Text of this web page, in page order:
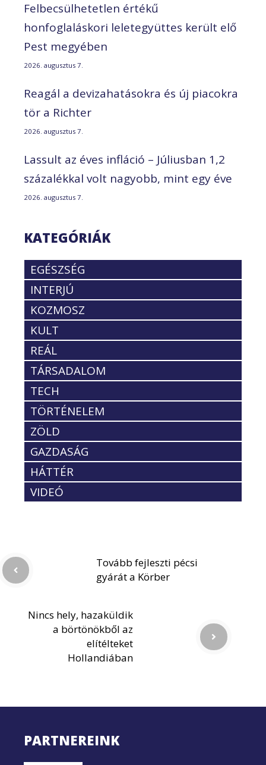
Felbecsülhetetlen értékű
honfoglaláskori leletegyüttes került elő
Pest megyében
2026. augusztus 7.
Reagál a devizahatásokra és új piacokra
tör a Richter
2026. augusztus 7.
Lassult az éves infláció – Júliusban 1,2
százalékkal volt nagyobb, mint egy éve
2026. augusztus 7.
KATEGÓRIÁK
EGÉSZSÉG
INTERJÚ
KOZMOSZ
KULT
REÁL
TÁRSADALOM
TECH
TÖRTÉNELEM
ZÖLD
GAZDASÁG
HÁTTÉR
VIDEÓ
Tovább fejleszti pécsi
gyárát a Körber
Nincs hely, hazaküldik
a börtönökből az
elítélteket
Hollandiában
PARTNEREINK